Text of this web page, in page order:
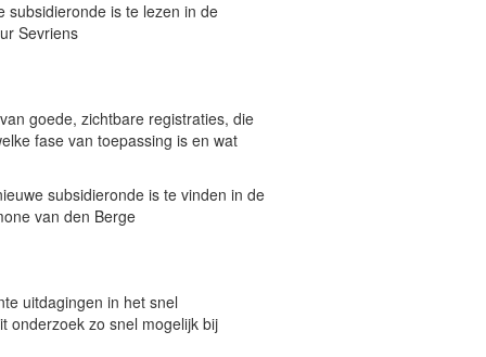
subsidieronde is te lezen in de
Sevriens
goede, zichtbare registraties, die
fase van toepassing is en wat
subsidieronde is te vinden in de
van den Berge
uitdagingen in het snel
onderzoek zo snel mogelijk bij